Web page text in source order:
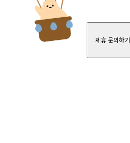
제휴 문의하기